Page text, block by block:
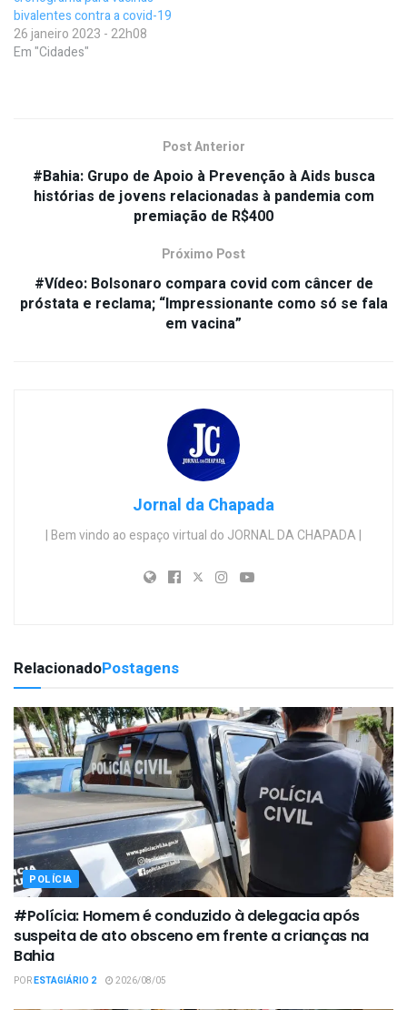
bivalentes contra a covid-19
26 janeiro 2023 - 22h08
Em "Cidades"
Post Anterior
#Bahia: Grupo de Apoio à Prevenção à Aids busca
histórias de jovens relacionadas à pandemia com
premiação de R$400
Próximo Post
#Vídeo: Bolsonaro compara covid com câncer de
próstata e reclama; “Impressionante como só se fala
em vacina”
Jornal da Chapada
| Bem vindo ao espaço virtual do JORNAL DA CHAPADA |
RelacionadoPostagens
POLÍCIA
#Polícia: Homem é conduzido à delegacia após
suspeita de ato obsceno em frente a crianças na
Bahia
PORESTAGIÁRIO 2 2026/08/05